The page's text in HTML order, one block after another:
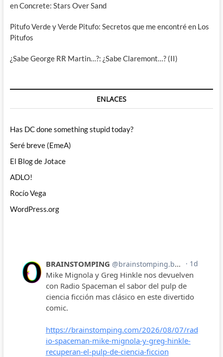
en Concrete: Stars Over Sand
Pitufo Verde y Verde Pitufo: Secretos que me encontré en Los
Pitufos
¿Sabe George RR Martin…?: ¿Sabe Claremont…? (II)
ENLACES
Has DC done something stupid today?
Seré breve (EmeA)
El Blog de Jotace
ADLO!
Rocío Vega
WordPress.org